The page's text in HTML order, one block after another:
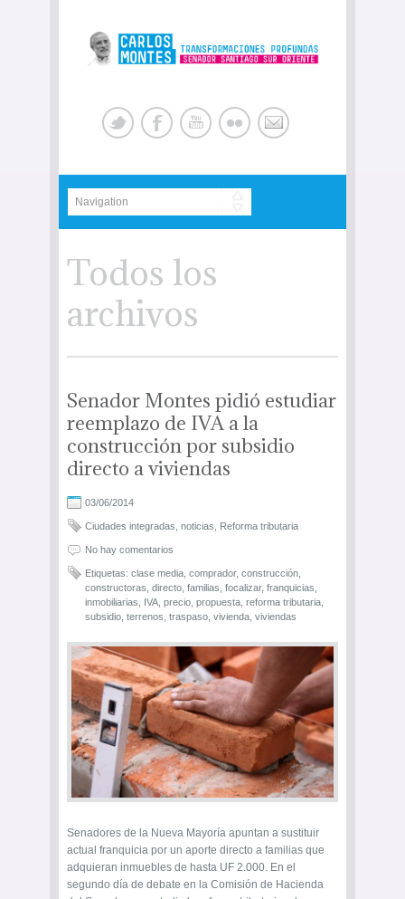
Todos los
archivos
Senador Montes pidió estudiar
reemplazo de IVA a la
construcción por subsidio
directo a viviendas
03/06/2014
Ciudades integradas noticias Reforma tributaria
No hay comentarios
Etiquetas: clase media comprador, construcción
constructoras directo familias focalizar, franquicias
inmobiliarias
IVA precio propuesta reforma tributaria
subsidio terrenos traspaso vivienda viviendas
Senadores de la Nueva Mayoría apuntan a sustituir
actual franquicia por un aporte directo a familias que
adquieran inmuebles de hasta UF 2.000. En el
segundo día de debate en la Comisión de Hacienda